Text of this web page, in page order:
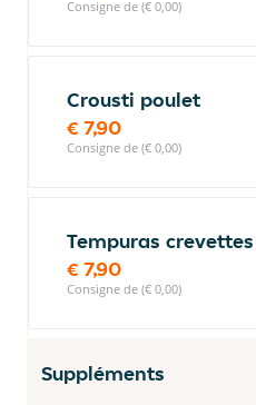
Consigne de (€ 0,00)
Crousti poulet
€ 7,90
Consigne de (€ 0,00)
Tempuras
€ 7,90
Consigne de (€ 0,00)
Suppléments